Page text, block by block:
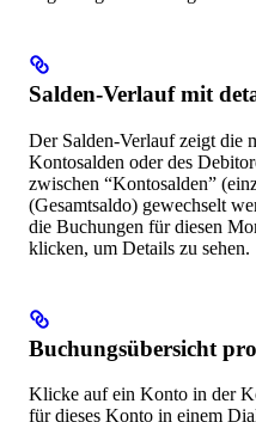
Salden-Verlauf mit
Der Salden-Verlauf zeigt die
Kontosalden oder des
zwischen “Kontosalden”
(Gesamtsaldo) gewechselt
die Buchungen für diesen
klicken, um Details zu sehen.
Buchungsübersicht
Klicke auf ein Konto in der
für dieses Konto in einem